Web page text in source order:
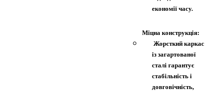
економії часу.
Міцна конструкція:
Жорсткий каркас
із загартованої
сталі гарантує
стабільність і
довговічність,